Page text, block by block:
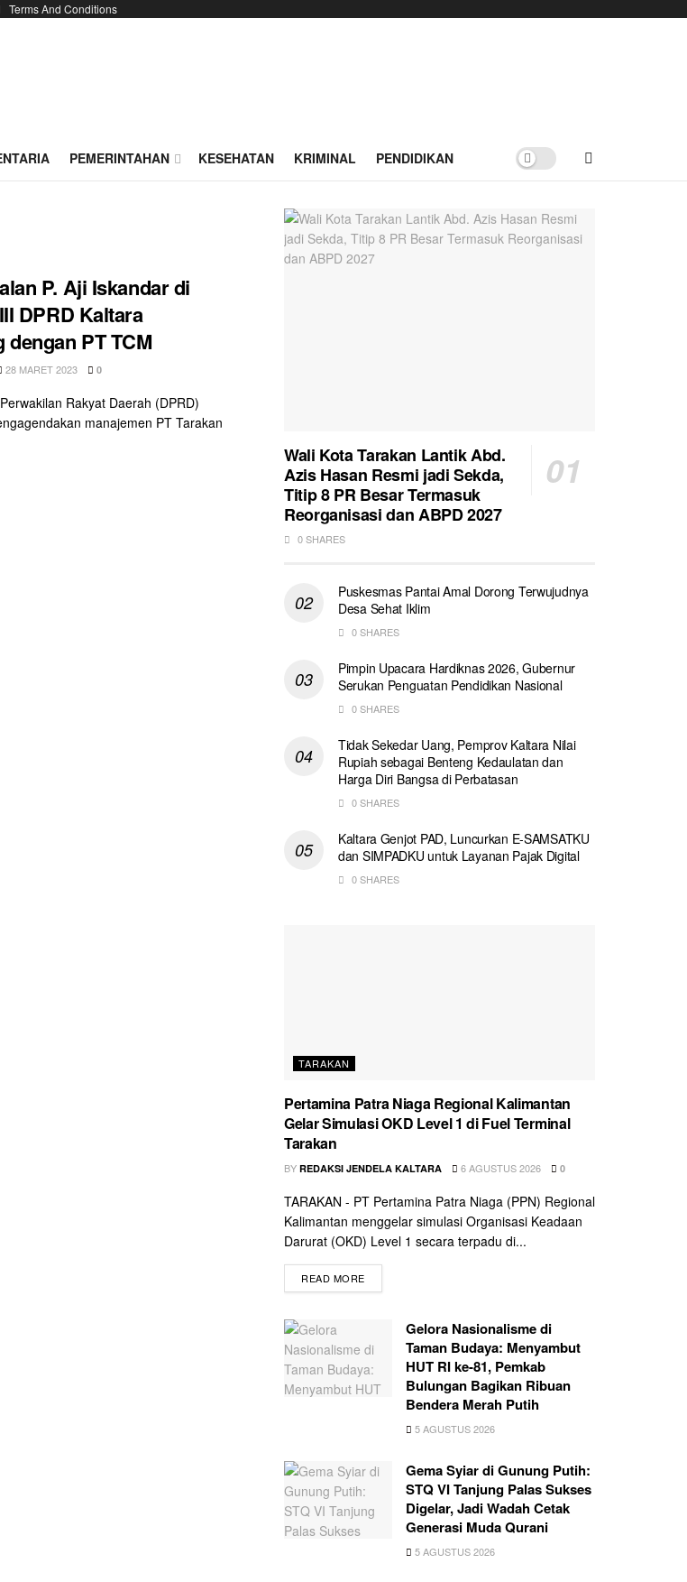
Terms And Conditions
PEMERINTAHAN KESEHATAN KRIMINAL PENDIDIKAN
P. Aji Iskandar di
DPRD Kaltara
PT TCM
28 MARET 2023 0
Rakyat Daerah (DPRD)
manajemen PT Tarakan
Wali Kota Tarakan Lantik Abd.
Azis Hasan Resmi jadi Sekda,
Titip 8 PR Besar Termasuk
Reorganisasi dan ABPD 2027
0 SHARES
Puskesmas Pantai Amal Dorong Terwujudnya
Desa Sehat Iklim
0 SHARES
Pimpin Upacara Hardiknas 2026, Gubernur
Serukan Penguatan Pendidikan Nasional
0 SHARES
Tidak Sekedar Uang, Pemprov Kaltara Nilai
Rupiah sebagai Benteng Kedaulatan dan
Harga Diri Bangsa di Perbatasan
0 SHARES
Kaltara Genjot PAD, Luncurkan E-SAMSATKU
dan SIMPADKU untuk Layanan Pajak Digital
0 SHARES
TARAKAN
Pertamina Patra Niaga Regional Kalimantan
Gelar Simulasi OKD Level 1 di Fuel Terminal
Tarakan
BY REDAKSI JENDELA KALTARA 6 AGUSTUS 2026 0
TARAKAN - PT Pertamina Patra Niaga (PPN) Regional
Kalimantan menggelar simulasi Organisasi Keadaan
Darurat (OKD) Level 1 secara terpadu di...
READ MORE
Gelora Nasionalisme di
Taman Budaya: Menyambut
HUT RI ke-81, Pemkab
Bulungan Bagikan Ribuan
Bendera Merah Putih
5 AGUSTUS 2026
Gema Syiar di Gunung Putih:
STQ VI Tanjung Palas Sukses
Digelar, Jadi Wadah Cetak
Generasi Muda Qurani
5 AGUSTUS 2026